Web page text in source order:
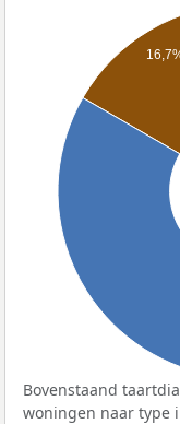
Bovenstaand
woningen naar type